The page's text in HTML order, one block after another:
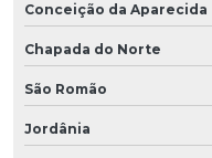
Conceição da Aparecida
Chapada do Norte
São Romão
Jordânia